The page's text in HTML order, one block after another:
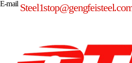
E-mail